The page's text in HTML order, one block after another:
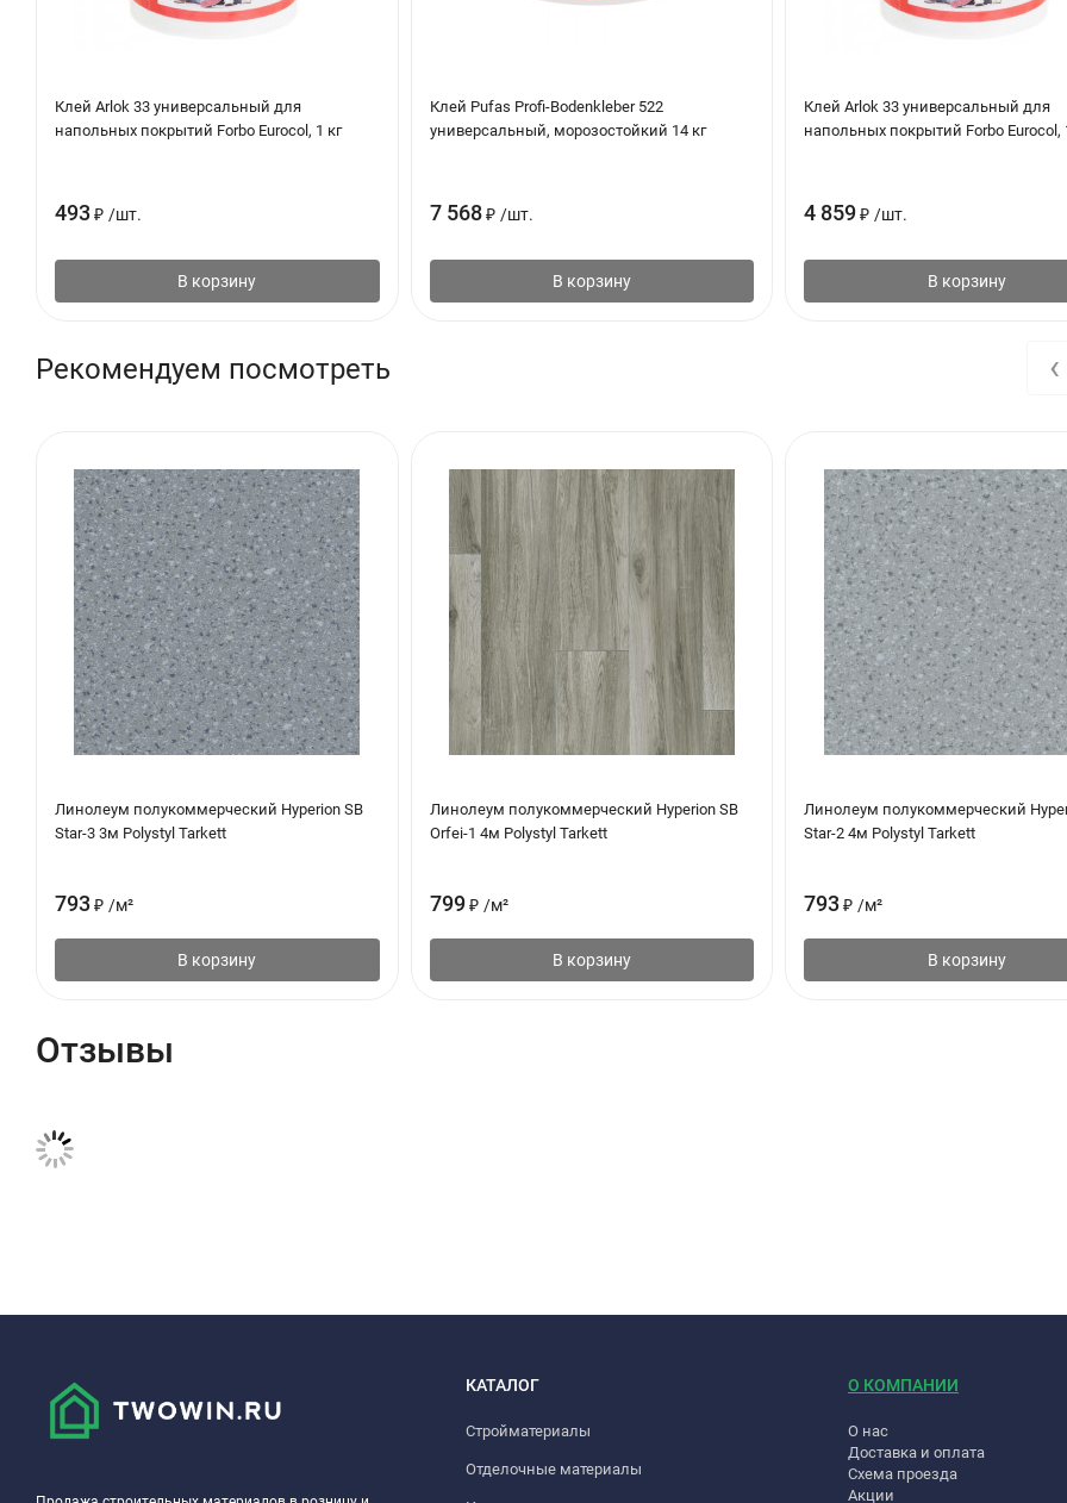
Клей Arlok 33 универсальный для
напольных покрытий Forbo Eurocol, 1 кг
493₽ /шт.
В корзину
Клей Pufas Profi-Bodenkleber 522
универсальный, морозостойкий 14 кг
7 568 ₽ /шт.
В корзину
Клей Arlok 33 универсальный для
напольных покрытий Forbo Eurocol,
4 859 ₽ /шт.
В корзину
Рекомендуем посмотреть
Линолеум полукоммерческий Hyperion SB
Star-3 3м Polystyl Tarkett
793₽ /м²
В корзину
Линолеум полукоммерческий Hyperion SB
Orfei-1 4м Polystyl Tarkett
799 ₽ /м²
В корзину
Линолеум полукоммерческий
Star-2 4м Polystyl Tarkett
793 ₽ /м²
В корзину
‹
Отзывы
КАТАЛОГ
Стройматериалы
Отделочные материалы
О КОМПАНИИ
О нас
Доставка и оплата
Схема проезда
Акции